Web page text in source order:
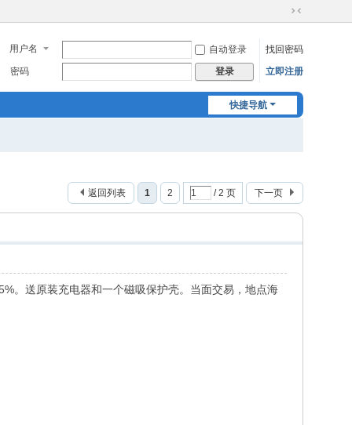
切
到
窄
用户名 自动登录
找回密码
密码
登录 立即注册
快捷导航
1 2 / 2 页 下一页
返回列表
。送原装充电器和一个磁吸保护壳。当面交易，地点海